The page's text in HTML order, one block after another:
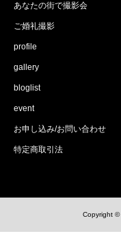
あなたの街で撮影会
ご婚礼撮影
profile
gallery
bloglist
event
お申し込み/お問い合わせ
特定商取引法
Copyright ©